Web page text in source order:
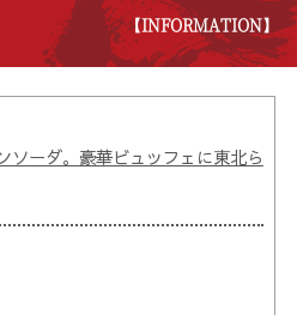
【INFORMATION】
ソーダ。豪華ビュッフェに東北ら